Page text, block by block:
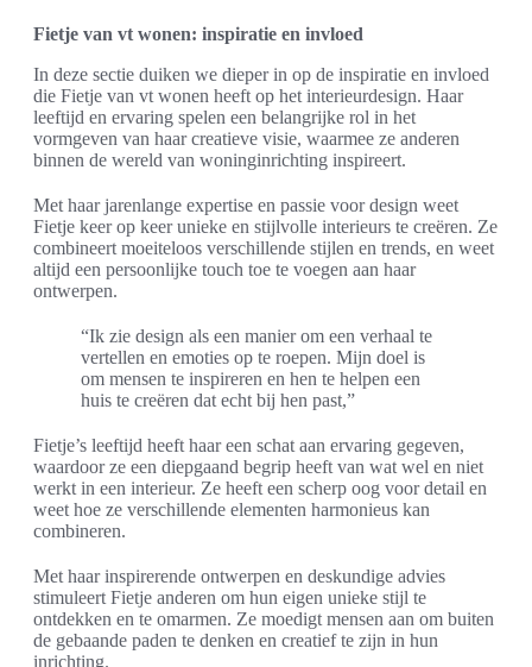
Fietje van vt wonen: inspiratie en invloed
In deze sectie duiken we dieper in op de inspiratie en invloed
die Fietje van vt wonen heeft op het interieurdesign. Haar
leeftijd en ervaring spelen een belangrijke rol in het
vormgeven van haar creatieve visie, waarmee ze anderen
binnen de wereld van woninginrichting inspireert.
Met haar jarenlange expertise en passie voor design weet
Fietje keer op keer unieke en stijlvolle interieurs te creëren. Ze
combineert moeiteloos verschillende stijlen en trends, en weet
altijd een persoonlijke touch toe te voegen aan haar
ontwerpen.
“Ik zie design als een manier om een verhaal te
vertellen en emoties op te roepen. Mijn doel is
om mensen te inspireren en hen te helpen een
huis te creëren dat echt bij hen past,”
Fietje’s leeftijd heeft haar een schat aan ervaring gegeven,
waardoor ze een diepgaand begrip heeft van wat wel en niet
werkt in een interieur. Ze heeft een scherp oog voor detail en
weet hoe ze verschillende elementen harmonieus kan
combineren.
Met haar inspirerende ontwerpen en deskundige advies
stimuleert Fietje anderen om hun eigen unieke stijl te
ontdekken en te omarmen. Ze moedigt mensen aan om buiten
de gebaande paden te denken en creatief te zijn in hun
inrichting.